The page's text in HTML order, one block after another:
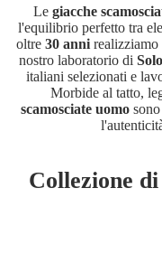
Le giacche
l'equilibrio perfetto tra
oltre 30 annirealizziamo
nostro laboratorio di
italiani selezionati e
Morbide al tatto,
scamosciate uomosono
Collezione